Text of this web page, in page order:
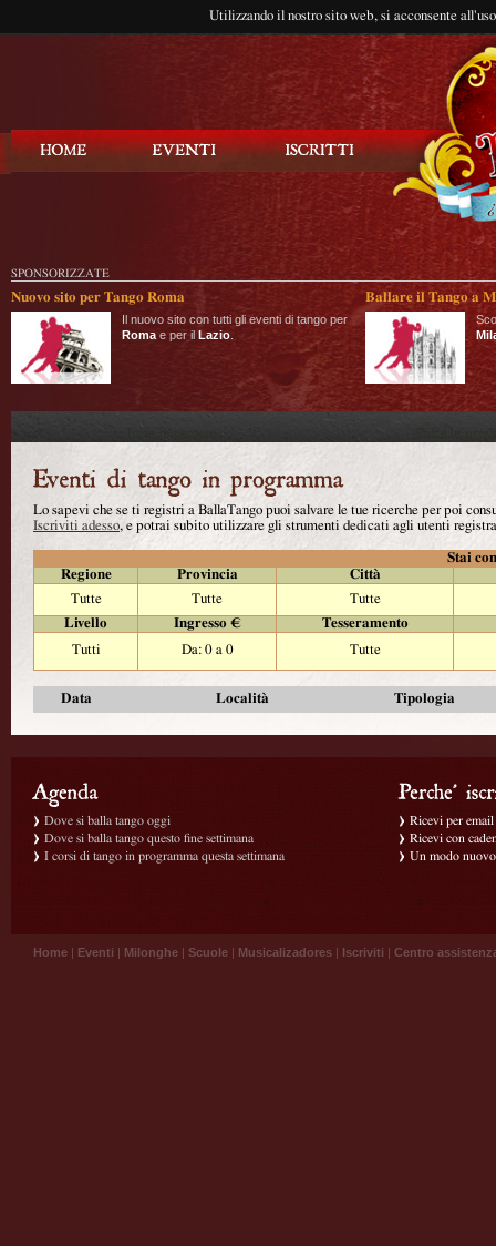
Utilizzando il nostro sito web, si acconsente
SPONSORIZZATE
Nuovo sito per Tango Roma
Il nuovo sito con tutti gli eventi di tango per
Roma e per il Lazio
Ballare il Tango a
Lo sapevi che se ti registri a BallaTango puoi salvare le tue ricerche per poi
Iscriviti adesso, e potrai subito utilizzare gli strumenti dedicati agli utenti
Stai
Regione
Provincia
Città
Tutte
Tutte
Tutte
Livello
Ingresso €
Tesseramento
Tutti
Da: 0 a 0 Tutte
Data Località Tipologia
Dove si balla tango oggi
Dove si balla tango questo fine settimana
I corsi di tango in programma questa settimana
Ricevi per
Ricevi con
Un modo
Home | Eventi | Milonghe | Scuole | Musicalizadores | Iscriviti | Centro